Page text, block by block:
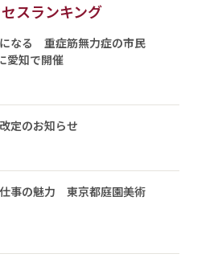
スランキング
なる 重症筋無力症の市民
愛知で開催
定のお知らせ
事の魅力 東京都庭園美術